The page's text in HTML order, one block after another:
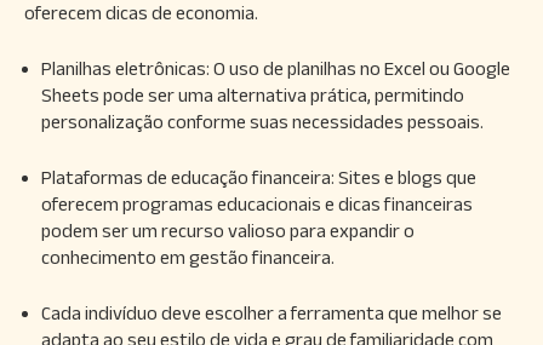
oferecem dicas de economia.
Planilhas eletrônicas: O uso de planilhas no Excel ou Google
Sheets pode ser uma alternativa prática, permitindo
personalização conforme suas necessidades pessoais.
Plataformas de educação financeira: Sites e blogs que
oferecem programas educacionais e dicas financeiras
podem ser um recurso valioso para expandir o
conhecimento em gestão financeira.
Cada indivíduo deve escolher a ferramenta que melhor se
adapta ao seu estilo de vida e grau de familiaridade com